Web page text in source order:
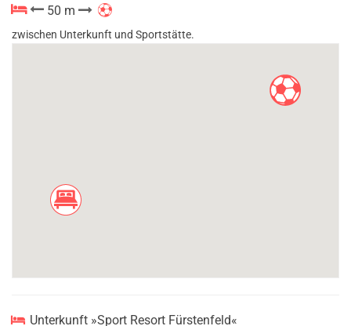
50 m
zwischen Unterkunft und Sportstätte.
Unterkunft »Sport Resort Fürstenfeld«